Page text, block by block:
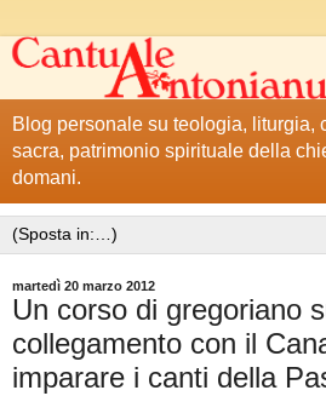
Blog personale su teologia, liturgia,
sacra, patrimonio spirituale della
domani.
martedì 20 marzo 2012
Un corso di gregoriano
collegamento con il
imparare i canti della